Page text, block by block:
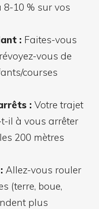
10 % sur vos
: Faites-vous
vous de
courses
: Votre trajet
il à vous arrêter
200 mètres
Allez-vous rouler
(terre, boue,
plus